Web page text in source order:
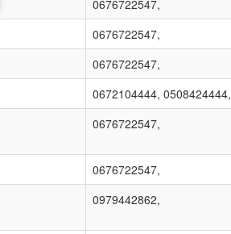
0676722547,
0676722547,
0676722547,
0672104444, 0508424444,
0676722547,
0676722547,
0979442862,